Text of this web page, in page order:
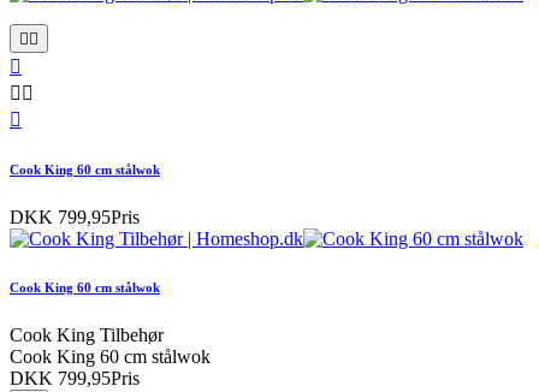


 

Cook King 60 cm stålwok
DKK 799,95Pris
Cook King 60 cm stålwok
Cook King Tilbehør
Cook King 60 cm stålwok
DKK 799,95Pris